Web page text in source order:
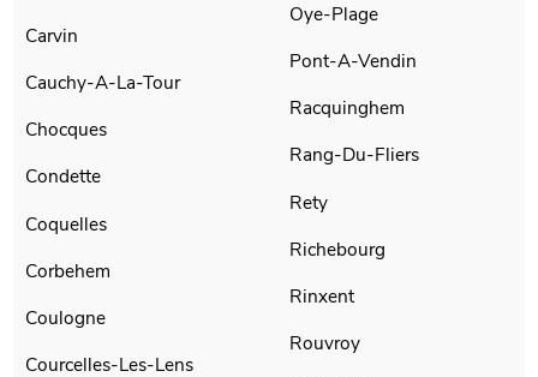
Carvin
Cauchy-A-La-Tour
Chocques
Condette
Coquelles
Corbehem
Coulogne
Courcelles-Les-Lens
Oye-Plage
Pont-A-Vendin
Racquinghem
Rang-Du-Fliers
Rety
Richebourg
Rinxent
Rouvroy